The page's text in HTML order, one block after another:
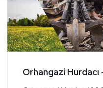
Orhangazi Hurdacı